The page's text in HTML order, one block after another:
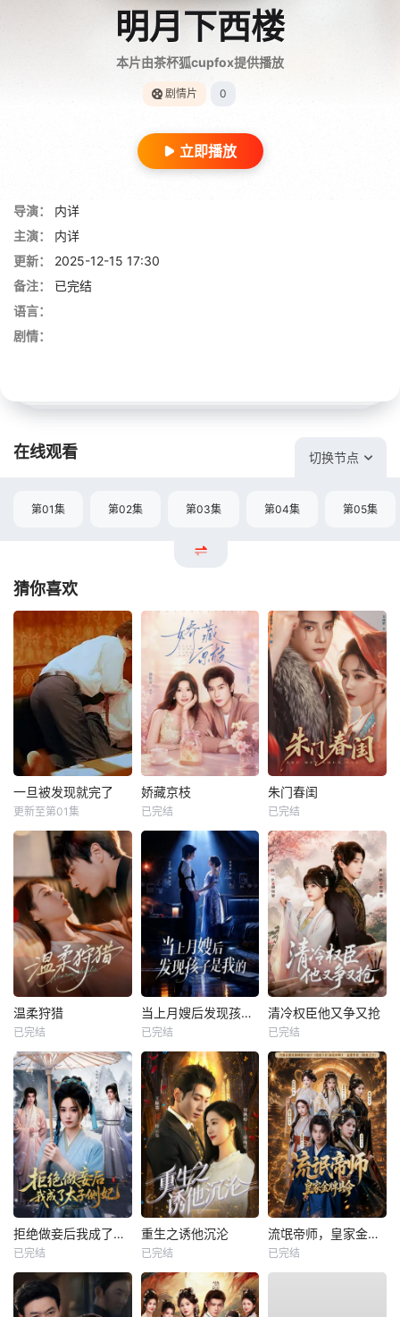
明月下西楼
本片由茶杯狐cupfox提供播放
剧情片 0
立即播放
导演：
内详
主演：
内详
更新：
2025-12-15 17:30
备注：
已完结
语言：
剧情：
在线观看 切换节点
第01集 第02集 第03集 第04集 第05集
猜你喜欢
一旦被发现就完了
更新至第01集
娇藏京枝
已完结
朱门春闺
已完结
温柔狩猎
已完结
当上月嫂后发现孩子是我的
已完结
清冷权臣他又争又抢
已完结
拒绝做妾后我成了太子侧妃
已完结
重生之诱他沉沦
已完结
流氓帝师，皇家金牌县令
已完结